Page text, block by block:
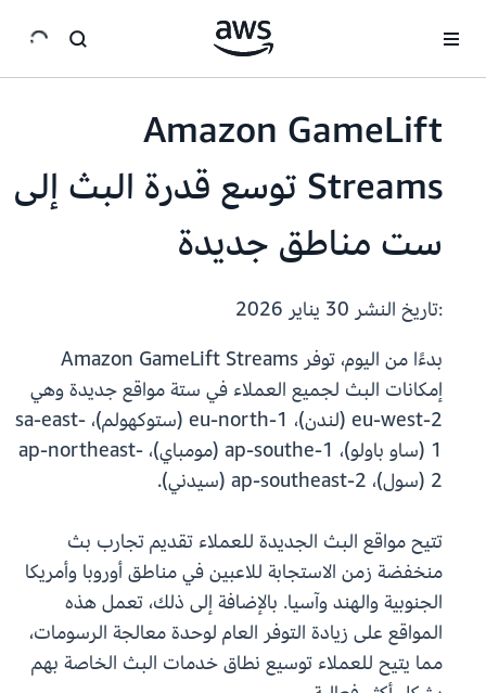
Amazon GameLift
Streams توسع قدرة البث إلى
ست مناطق جديدة
:تاريخ النشر
بدءًا من اليوم، توفر Amazon GameLift Streams
إمكانات البث لجميع العملاء في ستة مواقع جديدة وهي
eu-west-2 (لندن)، eu-north-1 (ستوكهولم)، sa-east-
1 (ساو باولو)، ap-southe-1 (مومباي)، ap-northeast-
2 (سول)، ap-southeast-2 (سيدني).
تتيح مواقع البث الجديدة للعملاء تقديم تجارب بث
منخفضة زمن الاستجابة للاعبين في مناطق أوروبا وأمريكا
الجنوبية والهند وآسيا. بالإضافة إلى ذلك، تعمل هذه
المواقع على زيادة التوفر العام لوحدة معالجة الرسومات،
مما يتيح للعملاء توسيع نطاق خدمات البث الخاصة بهم